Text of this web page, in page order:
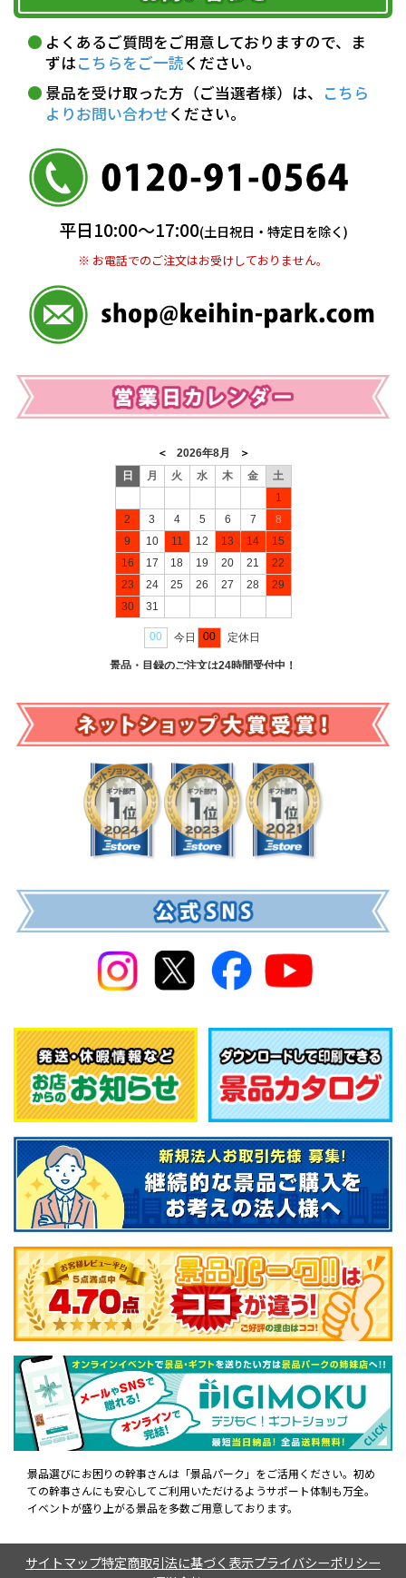
午前中 14～16時
16～18時
18～20時
19～21時 指定なし
5,000円未満…330円(税込)
銀行振込(前払い)
普通 7263489
＜口座名＞ カ）ディースタイル
※ 振込み手数料お客様ご負担。
詳しくはこちら▶
よくあるご質問をご用意しておりますので、ま
ずはこちらをご一読ください。
景品を受け取った方（ご当選者様）は、 こちら
よりお問い合わせください。
平日10:00〜17:00(土日祝日・特定日を除く)
※ お電話でのご注文はお受けしておりません。
景品選びにお困りの幹事さんは「景品パーク」をご活用ください。初め
ての幹事さんにも安心してご利用いただけるようサポート体制も万全。
イベントが盛り上がる景品を多数ご用意しております。
サイトマップ特定商取引法に基づく表示プライバシーポリシー